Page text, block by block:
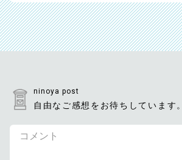
ninoya post
自由なご感想をお待ちしています。